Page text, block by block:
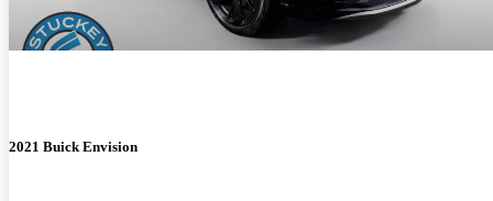
2021 Buick Envision